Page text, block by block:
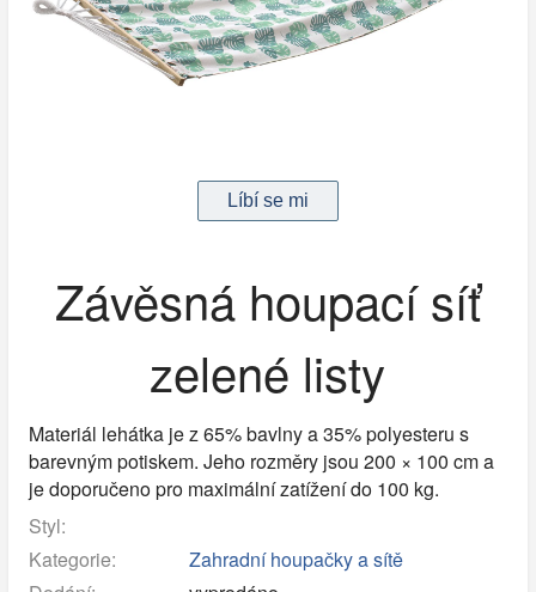
Závěsná houpací síť
zelené listy
Materiál lehátka je z 65% bavlny a 35% polyesteru s
barevným potiskem. Jeho rozměry jsou 200 × 100 cm a
je doporučeno pro maximální zatížení do 100 kg.
Styl:
Kategorie:
Zahradní houpačky a sítě